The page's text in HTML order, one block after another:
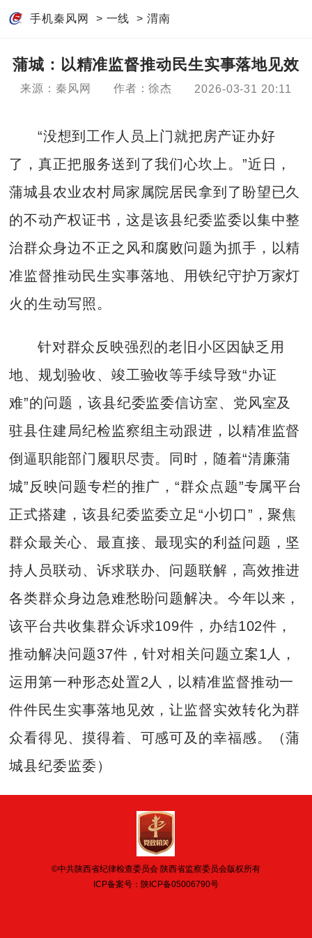
手机秦风网 > 一线 > 渭南
蒲城：以精准监督推动民生实事落地见效
来源：秦风网 作者：徐杰 2026-03-31 20:11
“没想到工作人员上门就把房产证办好
了，真正把服务送到了我们心坎上。”近日，
蒲城县农业农村局家属院居民拿到了盼望已久
的不动产权证书，这是该县纪委监委以集中整
治群众身边不正之风和腐败问题为抓手，以精
准监督推动民生实事落地、用铁纪守护万家灯
火的生动写照。
针对群众反映强烈的老旧小区因缺乏用
地、规划验收、竣工验收等手续导致“办证
难”的问题，该县纪委监委信访室、党风室及
驻县住建局纪检监察组主动跟进，以精准监督
倒逼职能部门履职尽责。同时，随着“清廉蒲
城”反映问题专栏的推广，“群众点题”专属平台
正式搭建，该县纪委监委立足“小切口”，聚焦
群众最关心、最直接、最现实的利益问题，坚
持人员联动、诉求联办、问题联解，高效推进
各类群众身边急难愁盼问题解决。今年以来，
该平台共收集群众诉求109件，办结102件，
推动解决问题37件，针对相关问题立案1人，
运用第一种形态处置2人，以精准监督推动一
件件民生实事落地见效，让监督实效转化为群
众看得见、摸得着、可感可及的幸福感。（蒲
城县纪委监委）
©中共陕西省纪律检查委员会 陕西省监察委员会版权所有
ICP备案号： 陕ICP备05006790号